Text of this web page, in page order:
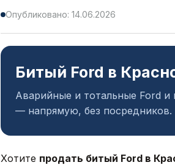
Опубликовано: 14.06.2026
Битый Ford в
Аварийные и тотальные Ford и
— напрямую, без посредников.
Хотите продать битый Ford в